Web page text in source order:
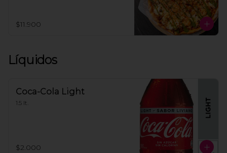
$11.900
Líquidos
Coca-Cola Light
1.5 lt.
$2.000